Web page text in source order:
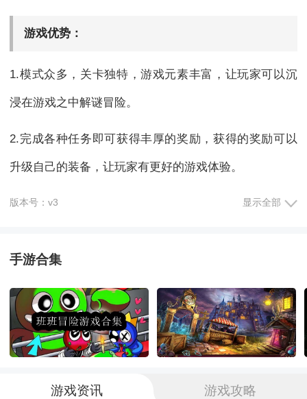
游戏优势：
1.模式众多，关卡独特，游戏元素丰富，让玩家可以沉
浸在游戏之中解谜冒险。
2.完成各种任务即可获得丰厚的奖励，获得的奖励可以
升级自己的装备，让玩家有更好的游戏体验。
3.强大的社交系统可以让玩家在游戏中交到新朋友，和
1.多种多样的游戏装饰和建筑，可以让玩家用来建设游
乐园，更好地吸引游客。
2.需要满足不同游客的喜好和需求，尽可能的得到顾客
版本号：v3 显示全部
手游合集
游戏资讯 游戏攻略